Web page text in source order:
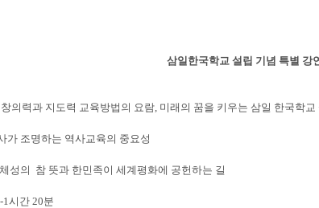
삼일한국학교 설립 기념 특별 강
의력과 지도력 교육방법의 요람, 미래의 꿈을 키우는 삼일 한국학
가 조명하는 역사교육의 중요성
성의 참 뜻과 한민족이 세계평화에 공헌하는 길
시간 20분